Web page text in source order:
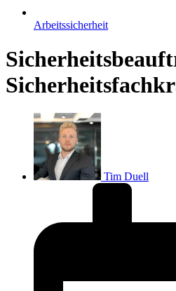
Arbeitssicherheit
Tim Duell